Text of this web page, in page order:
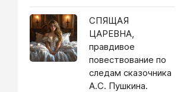
СПЯЩАЯ
ЦАРЕВНА,
правдивое
повествование по
следам сказочника
А.С. Пушкина.